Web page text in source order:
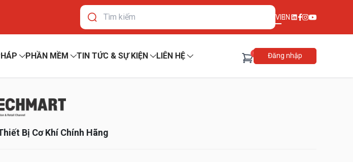
VIEN
PHẦN MỀM TIN TỨC & SỰ KIỆN LIÊN HỆ 0 Đăng nhập
Bị Cơ Khí Chính Hãng